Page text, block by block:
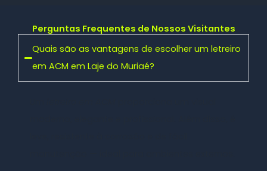
Perguntas Frequentes de Nossos Visitantes
Quais são as vantagens de escolher um letreiro
em ACM em Laje do Muriaé?